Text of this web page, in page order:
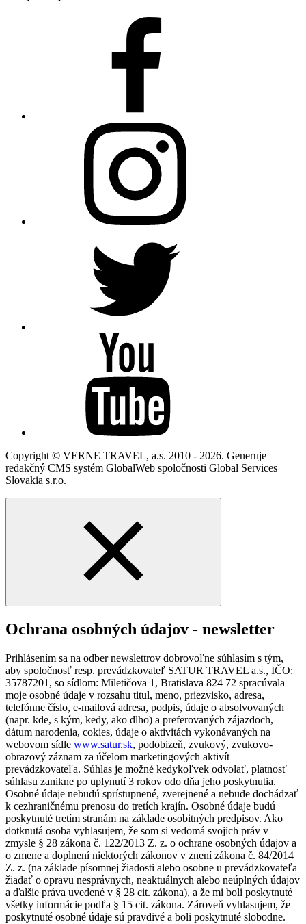
Copyright © VERNE TRAVEL, a.s. 2010 - 2026. Generuje
redakčný CMS systém GlobalWeb spoločnosti Global Services
Slovakia s.r.o.
Ochrana osobných údajov - newsletter
Prihlásením sa na odber newslettrov dobrovoľne súhlasím s tým,
aby spoločnosť resp. prevádzkovateľ SATUR TRAVEL a.s., IČO:
35787201, so sídlom: Miletičova 1, Bratislava 824 72 spracúvala
moje osobné údaje v rozsahu titul, meno, priezvisko, adresa,
telefónne číslo, e-mailová adresa, podpis, údaje o absolvovaných
(napr. kde, s kým, kedy, ako dlho) a preferovaných zájazdoch,
dátum narodenia, cokies, údaje o aktivitách vykonávaných na
webovom sídle www.satur.sk, podobizeň, zvukový, zvukovo-
obrazový záznam za účelom marketingových aktivít
prevádzkovateľa. Súhlas je možné kedykoľvek odvolať, platnosť
súhlasu zanikne po uplynutí 3 rokov odo dňa jeho poskytnutia.
Osobné údaje nebudú sprístupnené, zverejnené a nebude dochádzať
k cezhraničnému prenosu do tretích krajín. Osobné údaje budú
poskytnuté tretím stranám na základe osobitných predpisov. Ako
dotknutá osoba vyhlasujem, že som si vedomá svojich práv v
zmysle § 28 zákona č. 122/2013 Z. z. o ochrane osobných údajov a
o zmene a doplnení niektorých zákonov v znení zákona č. 84/2014
Z. z. (na základe písomnej žiadosti alebo osobne u prevádzkovateľa
žiadať o opravu nesprávnych, neaktuálnych alebo neúplných údajov
a ďalšie práva uvedené v § 28 cit. zákona), a že mi boli poskytnuté
všetky informácie podľa § 15 cit. zákona. Zároveň vyhlasujem, že
poskytnuté osobné údaje sú pravdivé a boli poskytnuté slobodne.